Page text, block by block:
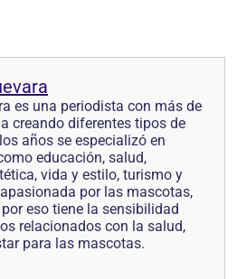
es una periodista con más de
creando diferentes tipos de
años se especializó en
educación, salud,
vida y estilo, turismo y
por las mascotas,
eso tiene la sensibilidad
relacionados con la salud,
para las mascotas.